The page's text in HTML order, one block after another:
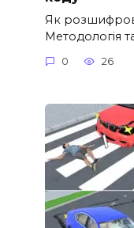
Як
Методологія
0 26